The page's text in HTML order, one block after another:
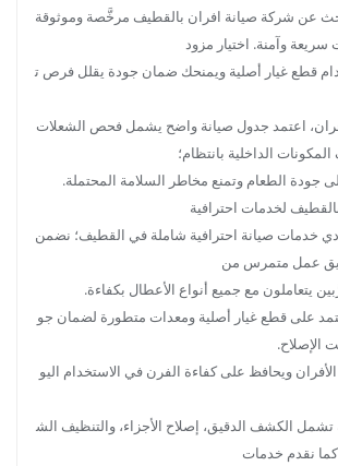
عن شركة صيانة افران بالقطيف مرخَّصة وموثوقة
وآمنة. اختيار مزود
قطع غيار أصلية ويمنحك ضمان جودة يقلل فرص ت
اعتمد جدول صيانة واضح يشمل فحص الشعلات
الداخلية بانتظام؛
جودة الطعام وتمنع مخاطر السلامة المحتملة.
لخدمات احترافية
خدمات صيانة احترافية شاملة في القطيف؛ نضمن
عمل متمرس من
يتعاملون مع جميع أنواع الأعطال بكفاءة.
على قطع غيار أصلية ومعدات متطورة لضمان جو
الإصلاح.
ويحافظ على كفاءة الفرن في الاستخدام اليو
الكشف الدقيق، إصلاح الأجزاء، والتنظيف الش
نقدم خدمات